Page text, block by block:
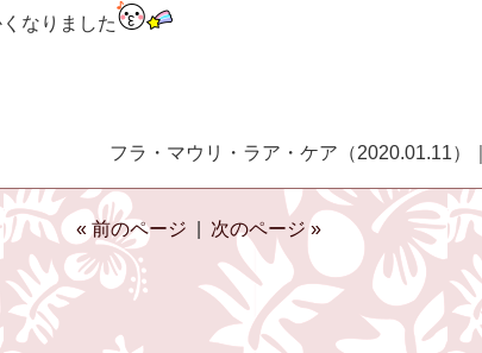
なりました
フラ・マウリ・ラア・ケア（2020.01.11）｜
« 前のページ 次のページ »